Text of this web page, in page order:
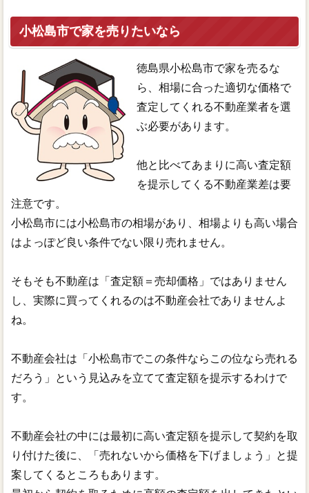
小松島市で家を売りたいなら
徳島県小松島市で家を売るな
ら、相場に合った適切な価格で
査定してくれる不動産業者を選
ぶ必要があります。
他と比べてあまりに高い査定額
を提示してくる不動産業差は要
注意です。
小松島市には小松島市の相場があり、相場よりも高い場合
はよっぽど良い条件でない限り売れません。
そもそも不動産は「査定額＝売却価格」ではありません
し、実際に買ってくれるのは不動産会社でありませんよ
ね。
不動産会社は「小松島市でこの条件ならこの位なら売れる
だろう」という見込みを立てて査定額を提示するわけで
す。
不動産会社の中には最初に高い査定額を提示して契約を取
り付けた後に、「売れないから価格を下げましょう」と提
案してくるところもあります。